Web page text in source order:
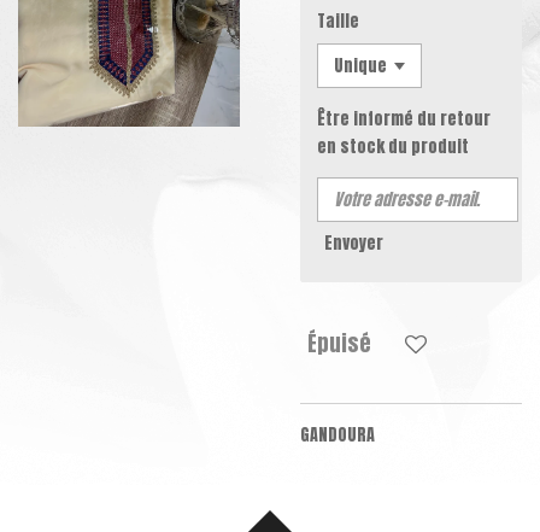
Taille
Être informé du retour
en stock du produit
Envoyer
Épuisé
GANDOURA